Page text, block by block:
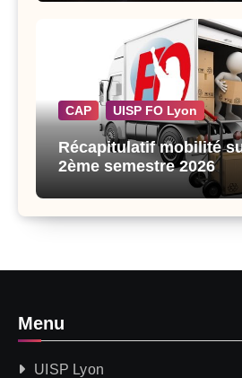
CAP UISP FO Lyon
Récapitulatif mobilité
2ème semestre 2026
Menu
UISP Lyon